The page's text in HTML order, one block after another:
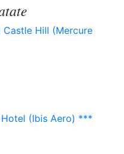
Hill (Mercure
(Ibis Aero) ***